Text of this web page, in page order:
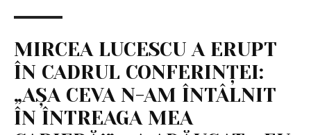
MIRCEA LUCESCU A ERUPT
ÎN CADRUL CONFERINȚEI:
„AȘA CEVA N-AM ÎNTÂLNIT
ÎN ÎNTREAGA MEA